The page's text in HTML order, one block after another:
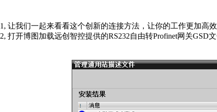
1, 让我们一起来看看这个创新的连接方法，让你的工作更加高
2, 打开博图加载远创智控提供的RS232自由转Profinet网关GSD